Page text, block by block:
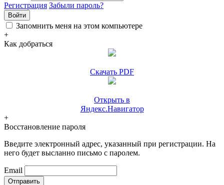
Регистрация Забыли пароль?
Войти
Запомнить меня на этом компьютере
+
Как добраться
Скачать PDF
Открыть в
Яндекс.Навигатор
+
Восстановление пароля
Введите электронный адрес, указанный при регистрации. На
него будет высланно письмо с паролем.
Email